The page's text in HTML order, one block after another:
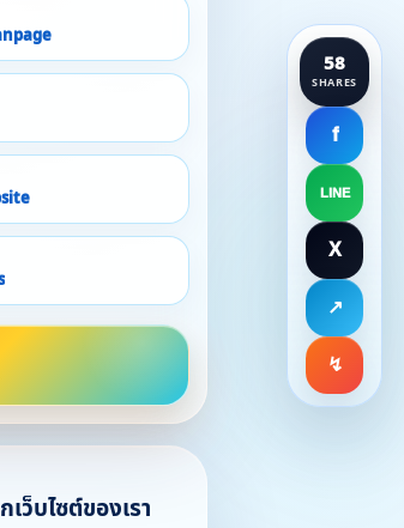
58
SHARES
f
LINE
X
↗
↯
ว็บไซต์ของเรา